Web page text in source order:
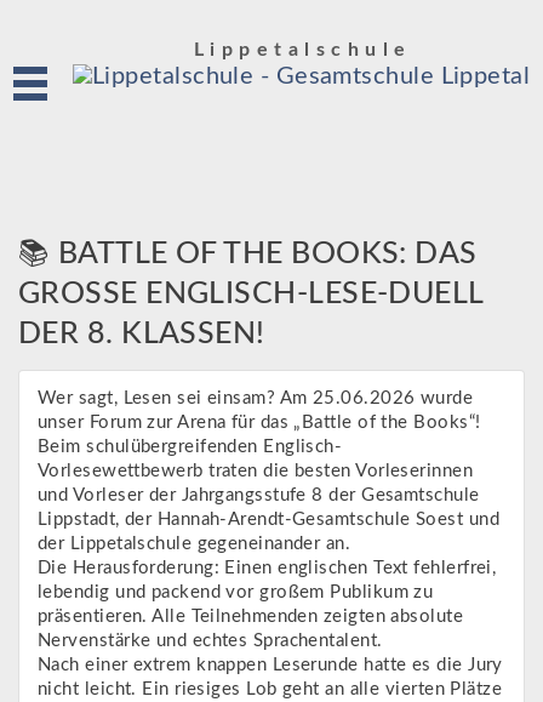
Lippetalschule
📚 BATTLE OF THE BOOKS: DAS
GROSSE ENGLISCH-LESE-DUELL D
ER 8. KLASSEN!
Wer sagt, Lesen sei einsam? Am 25.06.2026 wurde
unser Forum zur Arena für das „Battle of the Books“!
Beim schulübergreifenden Englisch-
Vorlesewettbewerb traten die besten Vorleserinnen
und Vorleser der Jahrgangsstufe 8 der Gesamtschule
Lippstadt, der Hannah-Arendt-Gesamtschule Soest und
der Lippetalschule gegeneinander an.
Die Herausforderung: Einen englischen Text fehlerfrei,
lebendig und packend vor großem Publikum zu
präsentieren. Alle Teilnehmenden zeigten absolute
Nervenstärke und echtes Sprachentalent.
Nach einer extrem knappen Leserunde hatte es die Jury
nicht leicht. Ein riesiges Lob geht an alle vierten Plätze